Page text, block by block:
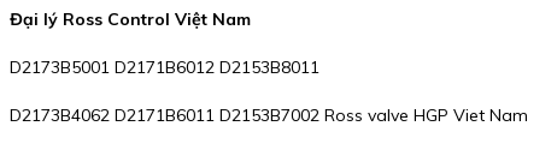
Đại lý Ross Control Việt Nam
D2173B5001 D2171B6012 D2153B8011
D2173B4062 D2171B6011 D2153B7002 Ross valve HGP Viet Nam